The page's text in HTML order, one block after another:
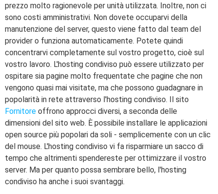
prezzo molto ragionevole per unità utilizzata. Inoltre, non ci
sono costi amministrativi. Non dovete occuparvi della
manutenzione del server, questo viene fatto dal team del
provider o funziona automaticamente. Potete quindi
concentrarvi completamente sul vostro progetto, cioè sul
vostro lavoro. L'hosting condiviso può essere utilizzato per
ospitare sia pagine molto frequentate che pagine che non
vengono quasi mai visitate, ma che possono guadagnare in
popolarità in rete attraverso l'hosting condiviso. Il sito
Fornitore offrono approcci diversi, a seconda delle
dimensioni del sito web. È possibile installare le applicazioni
open source più popolari da soli - semplicemente con un clic
del mouse. L'hosting condiviso vi fa risparmiare un sacco di
tempo che altrimenti spendereste per ottimizzare il vostro
server. Ma per quanto possa sembrare bello, l'hosting
condiviso ha anche i suoi svantaggi.